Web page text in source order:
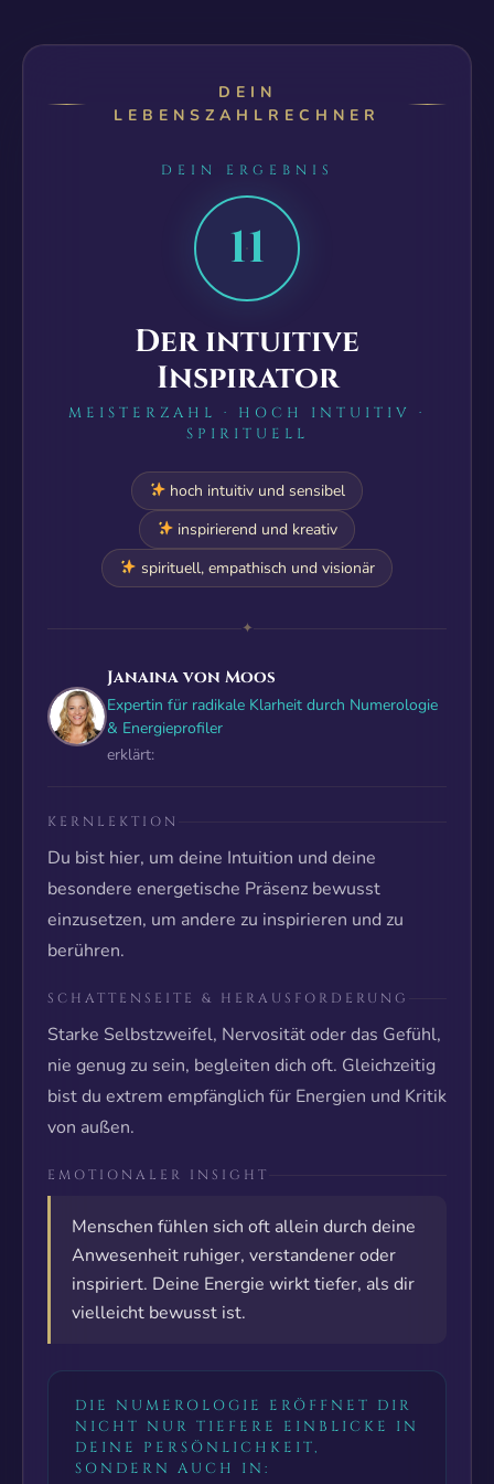
DEIN
LEBENSZAHLRECHNER
DEIN ERGEBNIS
11
Der intuitive
Inspirator
MEISTERZAHL · HOCH INTUITIV ·
SPIRITUELL
hoch intuitiv und sensibel
inspirierend und kreativ
spirituell, empathisch und visionär
✦
Janaina von Moos
Expertin für radikale Klarheit durch Numerologie
& Energieprofiler
erklärt:
KERNLEKTION
Du bist hier, um deine Intuition und deine
besondere energetische Präsenz bewusst
einzusetzen, um andere zu inspirieren und zu
berühren.
SCHATTENSEITE & HERAUSFORDERUNG
Starke Selbstzweifel, Nervosität oder das Gefühl,
nie genug zu sein, begleiten dich oft. Gleichzeitig
bist du extrem empfänglich für Energien und Kritik
von außen.
EMOTIONALER INSIGHT
Menschen fühlen sich oft allein durch deine
Anwesenheit ruhiger, verstandener oder
inspiriert. Deine Energie wirkt tiefer, als dir
vielleicht bewusst ist.
DIE NUMEROLOGIE ERÖFFNET DIR
NICHT NUR TIEFERE EINBLICKE IN
DEINE PERSÖNLICHKEIT,
SONDERN AUCH IN: